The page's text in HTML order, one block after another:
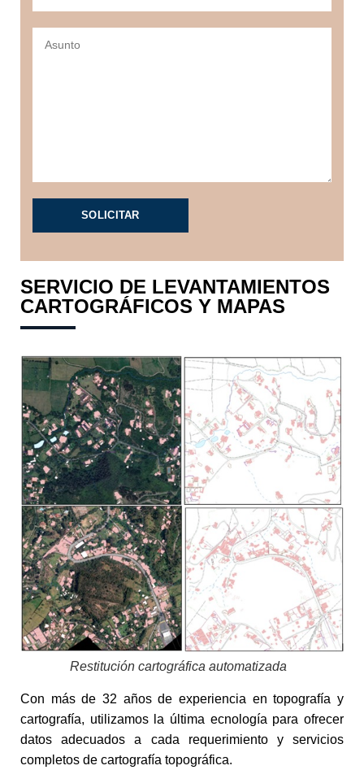
SERVICIO DE LEVANTAMIENTOS
CARTOGRÁFICOS Y MAPAS
Restitución cartográfica automatizada
Con más de 32 años de experiencia en topografía y
cartografía, utilizamos la última ecnología para ofrecer
datos adecuados a cada requerimiento y servicios
completos de cartografía topográfica.